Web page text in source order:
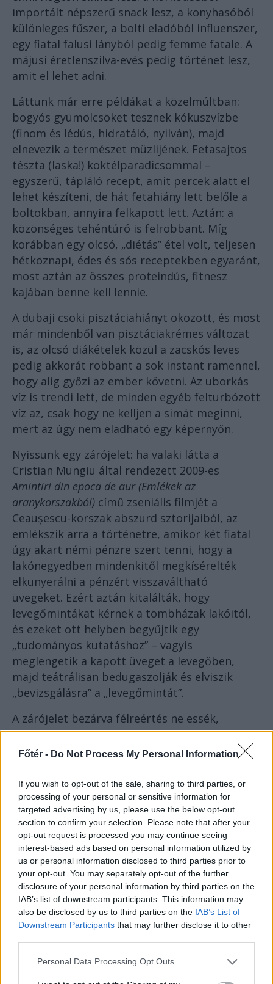
Főtér - Do Not Process My Personal Information
If you wish to opt-out of the sale, sharing to third parties, or
processing of your personal or sensitive information for
targeted advertising by us, please use the below opt-out
section to confirm your selection. Please note that after your
opt-out request is processed you may continue seeing
interest-based ads based on personal information utilized by
us or personal information disclosed to third parties prior to
your opt-out. You may separately opt-out of the further
disclosure of your personal information by third parties on the
IAB’s list of downstream participants. This information may
also be disclosed by us to third parties on the IAB’s List of
Downstream Participants that may further disclose it to other
Personal Data Processing Opt Outs
importált népszerű snack lesz, a konyhasóból
különleges fűszer, a bolti eladóból influenszer,
egy fiatal falusi lányból pedig femme fatale. A
májusi éretlenszilva-evés pedig történet lesz,
amit el lehet adni.
Láttunk már erre példákat a közelmúltban:
bogyós gyümölcsöket tesznek kókuszvízbe
(finom és lédús, hidratáló, nyilván), majd
elnevezik a természet müzlijének. Fetasajtos
tészta (laska!) koktélparadicsommal –
egyszerű, tápláló recept, amit percek alatt el
lehet készíteni, de hát fetahiány lett belőle a
boltokban, annyira felkapott lett. Aztán: a
közönséges tehéntúró is felrobbant. Míg
korábban egy olcsó, „diétás” étel volt, teljesen
hétköznapi, édes és sós receptekben egyaránt,
most aztán az összes proteindús, fitnesz
kajában benne kell lennie.
A dubaji csoki pisztáciahiányt okozott, és most
már mindenből van pisztáciakrémes változat
is, az olcsó diákételek közül a zacskós leves
pedig akkorát robbant a sok instant ramennel,
hogy alig győzi az ember követni. Az uborkás
víz is trendi lett, de minden egyéb felturbózott
víz az, csak hogy ne kelljen a simát meginni,
mert az úgy nem eladható egy képernyőn.
Nyissunk egy zárójelet: ha valaki látta a
Cristian Mungiu által rendezett 2009-es
Amintiri din epoca de aur (Emlékek az
aranykorszakból) című zseniális filmjét a
Ceaușescu-korszak abszurd sztorijaiból, az
emlékszik arra a történetre, amikor két fiatal
úgy akart némi pénzre szert tenni, hogy a
lakónegyedben mindenkitől megkísérelték
elkunyerálni a pénzért visszaváltható
üvegeket. Ezért aztán kitalálták, hogy
levegőmintákat kérnek a tömbházak lakóitól,
és ezeket ott helyben begyűjtik egy
„tudományos kutatáshoz” – vagyis
meglengetik a kapott üveget a levegőben,
majd teátrálisan bedugaszolják és elviszik
„bevizsgálásra” a „levegőmintát”.
A zárójelet bezárva félreértés ne essék,
a fenti ételek mind finomak,
megvan a helyük az étkezésben,
lehet őket szeretni, bizonyára most
már mindenki kóstolta is őket.
Kell a protein, a C-vitamin, a kellemes textúra,
az aroma és sorolhatnánk. Akkor lesz ezekből
nevetséges jelenség, amikor az olyasmit
próbálja meg valaki eladni tízszeres-
húszszoros áron,
amihez gyakorlatilag ingyen is
hozzájuthatunk.